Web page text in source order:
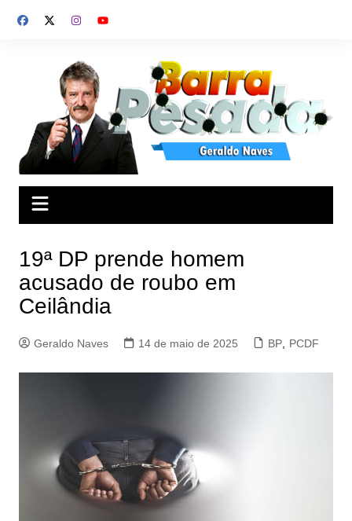
para
19ª DP prende homem
acusado de roubo em
Ceilândia
Geraldo Naves 14 de maio de 2025 BP, PCDF